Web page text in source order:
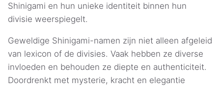
Shinigami en hun unieke identiteit binnen hun
divisie weerspiegelt.
Geweldige Shinigami-namen zijn niet alleen afgeleid
van lexicon of de divisies. Vaak hebben ze diverse
invloeden en behouden ze diepte en authenticiteit.
Doordrenkt met mysterie, kracht en elegantie